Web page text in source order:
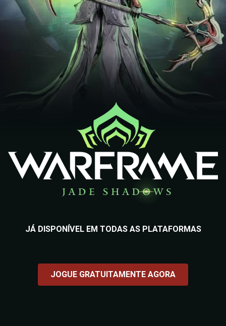
JÁ DISPONÍVEL EM TODAS AS PLATAFORMAS
JOGUE GRATUITAMENTE AGORA